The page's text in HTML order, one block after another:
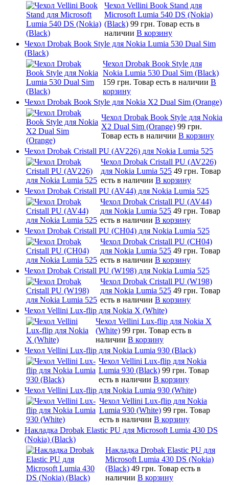
Чехол Vellini Book Stand для
Microsoft Lumia 540 DS (Nokia)
(Black) 99 грн. Товар есть в
наличии В корзину
Чехол Drobak Book Style для Nokia Lumia 530 Dual Sim
(Black)
Чехол Drobak Book Style для
Nokia Lumia 530 Dual Sim (Black)
159 грн. Товар есть в наличии В
корзину
Чехол Drobak Book Style для Nokia X2 Dual Sim (Orange)
Чехол Drobak Book Style для Nokia
X2 Dual Sim (Orange) 99 грн.
Товар есть в наличии В корзину
Чехол Drobak Cristall PU (AV226) для Nokia Lumia 525
Чехол Drobak Cristall PU (AV226)
для Nokia Lumia 525 49 грн. Товар
есть в наличии В корзину
Чехол Drobak Cristall PU (AV44) для Nokia Lumia 525
Чехол Drobak Cristall PU (AV44)
для Nokia Lumia 525 49 грн. Товар
есть в наличии В корзину
Чехол Drobak Cristall PU (CH04) для Nokia Lumia 525
Чехол Drobak Cristall PU (CH04)
для Nokia Lumia 525 49 грн. Товар
есть в наличии В корзину
Чехол Drobak Cristall PU (W198) для Nokia Lumia 525
Чехол Drobak Cristall PU (W198)
для Nokia Lumia 525 49 грн. Товар
есть в наличии В корзину
Чехол Vellini Lux-flip для Nokia X (White)
Чехол Vellini Lux-flip для Nokia X
(White) 99 грн. Товар есть в
наличии В корзину
Чехол Vellini Lux-flip для Nokia Lumia 930 (Black)
Чехол Vellini Lux-flip для Nokia
Lumia 930 (Black) 99 грн. Товар
есть в наличии В корзину
Чехол Vellini Lux-flip для Nokia Lumia 930 (White)
Чехол Vellini Lux-flip для Nokia
Lumia 930 (White) 99 грн. Товар
есть в наличии В корзину
Накладка Drobak Elastic PU для Microsoft Lumia 430 DS
(Nokia) (Black)
Накладка Drobak Elastic PU для
Microsoft Lumia 430 DS (Nokia)
(Black) 49 грн. Товар есть в
наличии В корзину